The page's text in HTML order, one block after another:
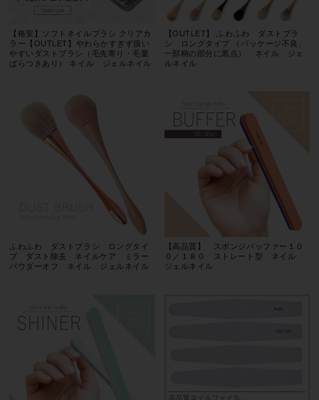
【格安】ソフトネイルブラシ クリアカ
ラー【OUTLET】やわらかすぎず扱い
やすいダストブラシ（毛先寄り・毛量
ばらつきあり） ネイル ジェルネイル
【OUTLET】 ふわふわ ダストブラ
シ ロングタイプ （パッケージ不良、
一部柄の部分に黒点） ネイル ジェ
ルネイル
ふわふわ ダストブラシ ロングタイ
プ ダスト除去 ネイルケア ミラー
パウダーオフ ネイル ジェルネイル
【高品質】 スポンジバッファー１０
０／１８０ ストレート型 ネイル
ジェルネイル